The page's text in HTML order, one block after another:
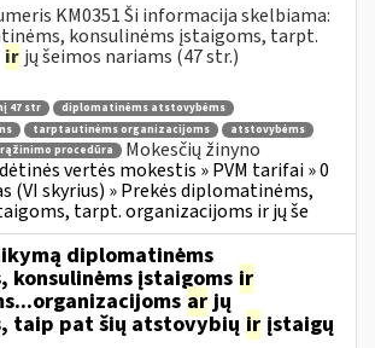
KM0351 Ši informacija skelbiama:
konsulinėms įstaigoms, tarpt.
ir jų šeimos nariams (47 str.)
47 str
diplomatinėms atstovybėms
tarptautinėms organizacijoms
atstovybėms
procedūra
Mokesčių žinyno
vertės mokestis » PVM tarifai » 0
(VI skyrius) » Prekės diplomatinėms,
tarpt. organizacijoms ir jų še
diplomatinėms
konsulinėms įstaigoms ir
arjų
taip pat šių atstovybių ir įstaigų